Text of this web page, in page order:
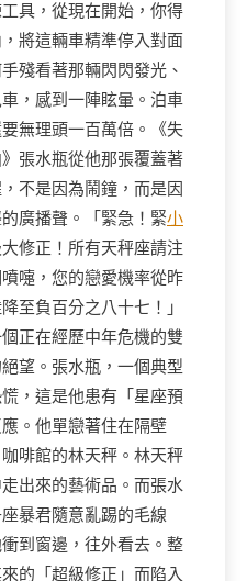
具，從現在開始，你得
將這輛車精準停入對面
殘看著那輛閃閃發光、
，感到一陣眩暈。泊車
無理頭一百萬倍。《失
張水瓶從他那張覆蓋著
不是因為鬧鐘，而是因
廣播聲。「緊急！緊小
修正！所有天秤座請注
嚏，您的戀愛機率從昨
至負百分之八十七！」
正在經歷中年危機的雙
望。張水瓶，一個典型
，這是他患有「星座預
。他單戀著住在隔壁
啡館的林天秤。林天秤
出來的藝術品。而張水
暴君隨意亂踢的毛線
到窗邊，往外看去。整
的「超級修正」而陷入